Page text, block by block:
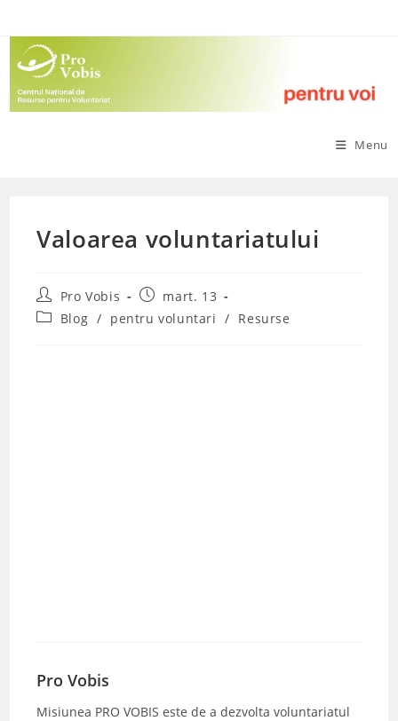
to
content
Menu
Valoarea voluntariatului
Post
author:
Pro Vobis
Post
published:
mart. 13
PostBlog / pentru voluntari / Resurse
Pro Vobis
Misiunea PRO VOBIS este de a dezvolta voluntariatul